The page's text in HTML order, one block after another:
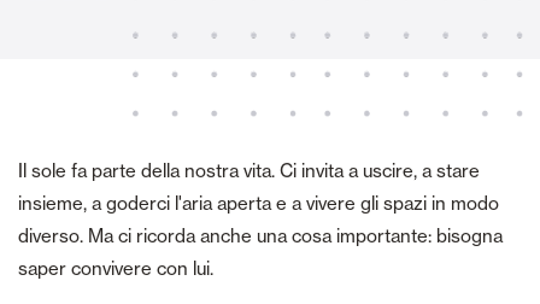
Il sole fa parte della nostra vita. Ci invita a uscire, a stare
insieme, a goderci l'aria aperta e a vivere gli spazi in modo
diverso. Ma ci ricorda anche una cosa importante: bisogna
saper convivere con lui.